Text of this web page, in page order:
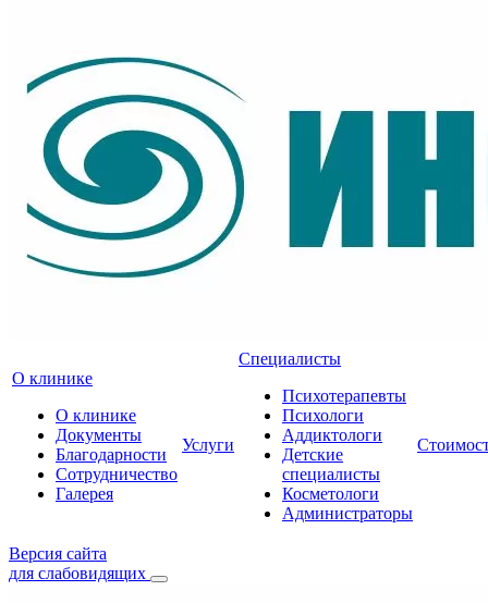
О клинике
О клинике
Документы
Благодарности
Сотрудничество
Галерея
Услуги
Специалисты
Психотерапевты
Психологи
Аддиктологи
Детские
специалисты
Косметологи
Администраторы
Версия сайта
для слабовидящих